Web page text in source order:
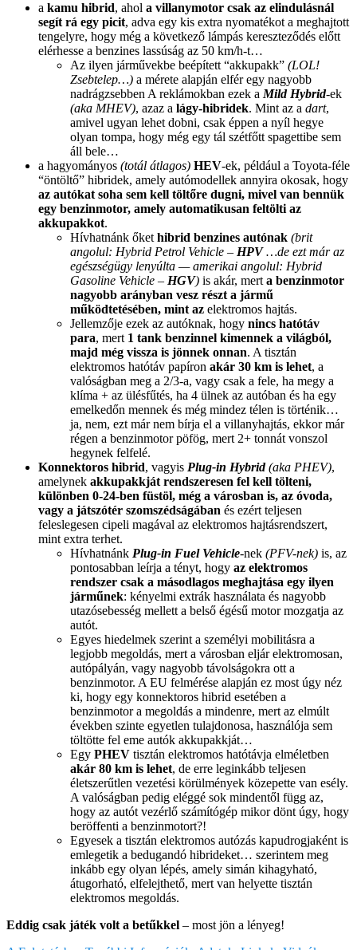
a kamu hibrid, ahol a villanymotor csak az elindulásnál
segít rá egy picit, adva egy kis extra nyomatékot a meghajtott
tengelyre, hogy még a következő lámpás kereszteződés előtt
elérhesse a benzines lassúság az 50 km/h-t…
Az ilyen járművekbe beépített “akkupakk” (LOL!
Zsebtelep…) a mérete alapján elfér egy nagyobb
nadrágzsebben A reklámokban ezek aMild Hybrid-ek
(aka MHEV), azaz a lágy-hibridek. Mint az a dart,
amivel ugyan lehet dobni, csak éppen a nyíl hegye
olyan tompa, hogy még egy tál szétfőtt spagettibe sem
áll bele…
a hagyományos (totál átlagos) HEV-ek, például a Toyota-féle
“öntöltő” hibridek, amely autómodellek annyira okosak, hogy
az autókat soha sem kell töltőre dugni, mivel van bennük
egy benzinmotor, amely automatikusan feltölti az
akkupakkot.
Hívhatnánk őkethibrid benzines autónak (brit
angolul: Hybrid Petrol Vehicle – HPV…de ezt már az
egészségügy lenyúlta — amerikai angolul: Hybrid
Gasoline Vehicle – HGV) is akár, merta benzinmotor
nagyobb arányban vesz részt a jármű
működtetésében, mint az elektromos hajtás.
Jellemzője ezek az autóknak, hogy nincs hatótáv
para, mert 1 tank benzinnel kimennek a világból,
majd még vissza is jönnek onnan. A tisztán
elektromos hatótáv papíron akár 30 km is lehet, a
valóságban meg a 2/3-a, vagy csak a fele, ha megy a
klíma + az ülésfűtés, ha 4 ülnek az autóban és ha egy
emelkedőn mennek és még mindez télen is történik…
ja, nem, ezt már nem bírja el a villanyhajtás, ekkor már
régen a benzinmotor pöfög, mert 2+ tonnát vonszol
hegynek felfelé.
Konnektoros hibrid, vagyis Plug-in Hybrid(aka PHEV),
amelynek akkupakkját rendszeresen fel kell tölteni,
különben 0-24-ben füstöl, még a városban is, az óvoda,
vagy a játszótér szomszédságában és ezért teljesen
feleslegesen cipeli magával az elektromos hajtásrendszert,
mint extra terhet.
Hívhatnánk Plug-in Fuel Vehicle-nek (PFV-nek) is, az
pontosabban leírja a tényt, hogy az elektromos
rendszer csak a másodlagos meghajtása egy ilyen
járműnek: kényelmi extrák használata és nagyobb
utazósebesség mellett a belső égésű motor mozgatja az
autót.
Egyes hiedelmek szerint a személyi mobilitásra a
legjobb megoldás, mert a városban eljár elektromosan,
autópályán, vagy nagyobb távolságokra ott a
benzinmotor. A EU felmérése alapján ez most úgy néz
ki, hogy egy konnektoros hibrid esetében a
benzinmotor a megoldás a mindenre, mert az elmúlt
években szinte egyetlen tulajdonosa, használója sem
töltötte fel eme autók akkupakkját…
Egy PHEV tisztán elektromos hatótávja elméletben
akár 80 km is lehet, de erre leginkább teljesen
életszerűtlen vezetési körülmények közepette van esély.
A valóságban pedig eléggé sok mindentől függ az,
hogy az autót vezérlő számítógép mikor dönt úgy, hogy
beröffenti a benzinmotort?!
Egyesek a tisztán elektromos autózás kapudrogjaként is
emlegetik a bedugandó hibrideket… szerintem meg
inkább egy olyan lépés, amely simán kihagyható,
átugorható, elfelejthető, mert van helyette tisztán
elektromos megoldás.
Eddig csak játék volt a betűkkel – most jön a lényeg!